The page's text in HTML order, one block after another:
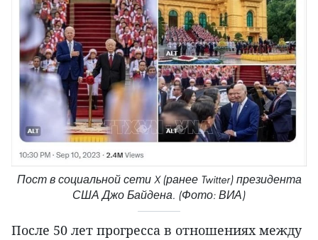
Пост в социальной сети X (ранее Twitter) президента
США Джо Байдена. (Фото: ВИА)
После 50 лет прогресса в отношениях между